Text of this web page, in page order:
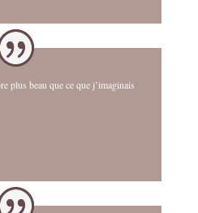
plus beau que ce que j’imaginais